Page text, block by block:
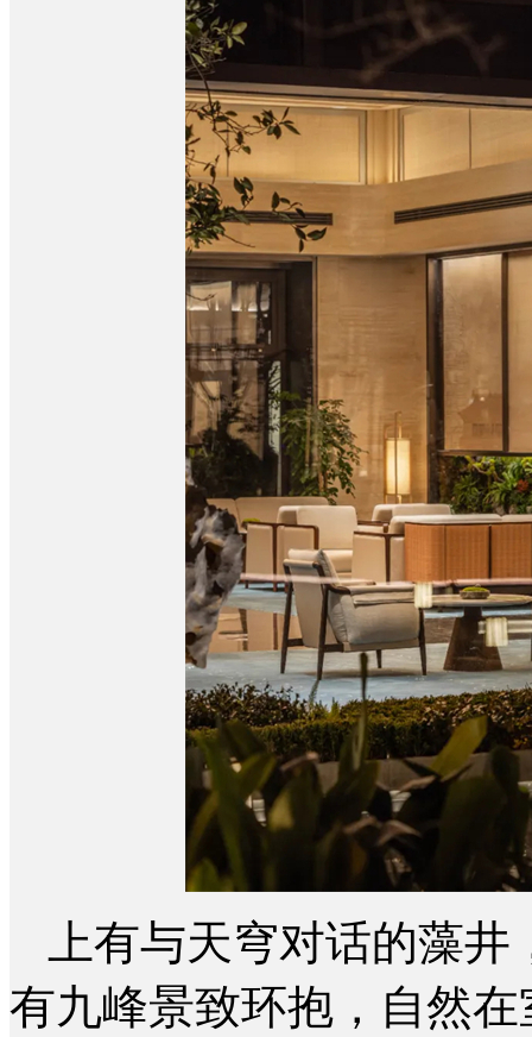
上有与天穹对话的藻
有九峰景致环抱，自然